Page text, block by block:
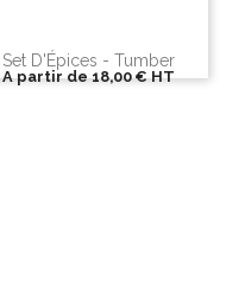
Set D'Épices - Tumber
A partir de18,00 €HT